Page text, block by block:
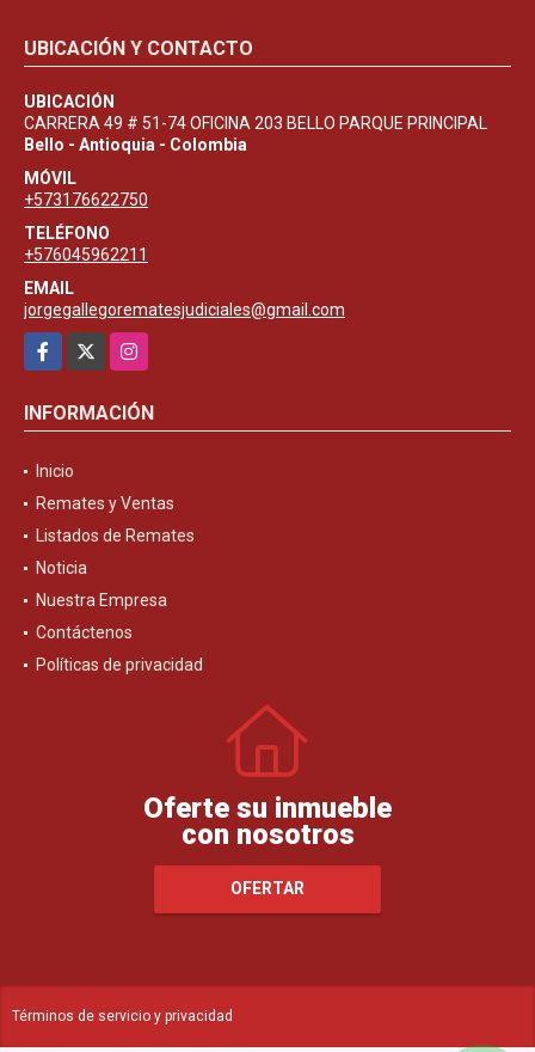
UBICACIÓN Y CONTACTO
UBICACIÓN
CARRERA 49 # 51-74 OFICINA 203 BELLO PARQUE PRINCIPAL
Bello - Antioquia - Colombia
MÓVIL
+573176622750
TELÉFONO
+576045962211
EMAIL
jorgegallegorematesjudiciales@gmail.com
Facebook
Instagram
INFORMACIÓN
Inicio
Remates y Ventas
Listados de Remates
Noticia
Nuestra Empresa
Contáctenos
Políticas de privacidad
Oferte su inmueble
con nosotros
OFERTAR
Términos de servicio y privacidad